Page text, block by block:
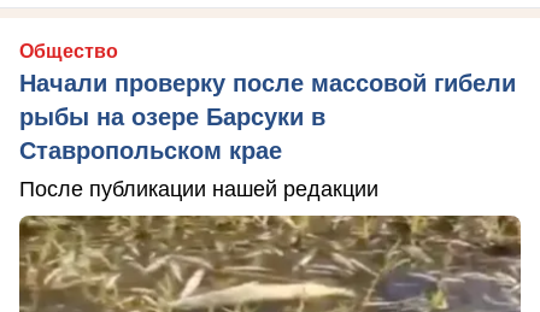
Общество
Начали проверку после массовой гибели
рыбы на озере Барсуки в
Ставропольском крае
После публикации нашей редакции